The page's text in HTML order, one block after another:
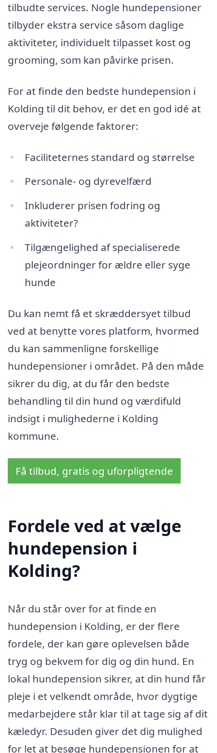
tilbudte services. Nogle hundepensioner
tilbyder ekstra service såsom daglige
aktiviteter, individuelt tilpasset kost og
grooming, som kan påvirke prisen.
For at finde den bedste hundepension i
Kolding til dit behov, er det en god idé at
overveje følgende faktorer:
Faciliteternes standard og størrelse
Personale- og dyrevelfærd
Inkluderer prisen fodring og
aktiviteter?
Tilgængelighed af specialiserede
plejeordninger for ældre eller syge
hunde
Du kan nemt få et skræddersyet tilbud
ved at benytte vores platform, hvormed
du kan sammenligne forskellige
hundepensioner i området. På den måde
sikrer du dig, at du får den bedste
behandling til din hund og værdifuld
indsigt i mulighederne i Kolding
kommune.
Få tilbud, gratis og uforpligtende
Fordele ved at vælge
hundepension i
Kolding?
Når du står over for at finde en
hundepension i Kolding, er der flere
fordele, der kan gøre oplevelsen både
tryg og bekvem for dig og din hund. En
lokal hundepension sikrer, at din hund får
pleje i et velkendt område, hvor dygtige
medarbejdere står klar til at tage sig af dit
kæledyr. Desuden giver det dig mulighed
for let at besøge hundepensionen for at